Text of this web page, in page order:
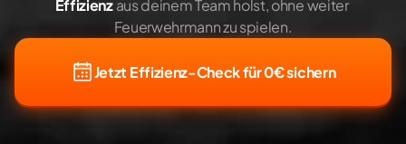
Effizienz aus deinem Team holst, ohne weiter
Feuerwehrmann zu spielen.
Jetzt Effizienz-Check für 0€ sichern